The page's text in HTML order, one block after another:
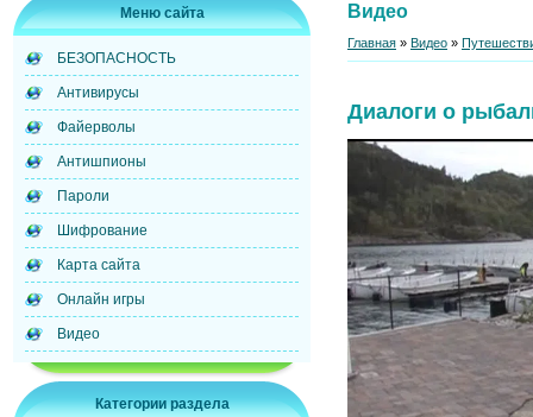
Меню сайта
БЕЗОПАСНОСТЬ
Антивирусы
Файерволы
Антишпионы
Пароли
Шифрование
Карта сайта
Онлайн игры
Видео
Категории раздела
Видео
Главная » Видео »
Диалоги о